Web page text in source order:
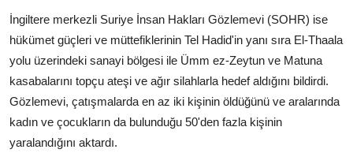
İngiltere merkezli Suriye İnsan Hakları Gözlemevi (SOHR) ise
hükümet güçleri ve müttefiklerinin Tel Hadid'in yanı sıra El-Thaala
yolu üzerindeki sanayi bölgesi ile Ümm ez-Zeytun ve Matuna
kasabalarını topçu ateşi ve ağır silahlarla hedef aldığını bildirdi.
Gözlemevi, çatışmalarda en az iki kişinin öldüğünü ve aralarında
kadın ve çocukların da bulunduğu 50'den fazla kişinin
yaralandığını aktardı.